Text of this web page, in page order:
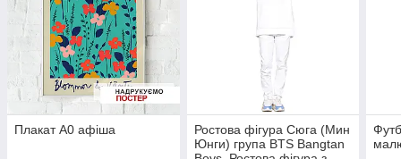
Плакат А0 афіша
Ростова фігура Сюга (Мин
Юнги) група BTS Bangtan